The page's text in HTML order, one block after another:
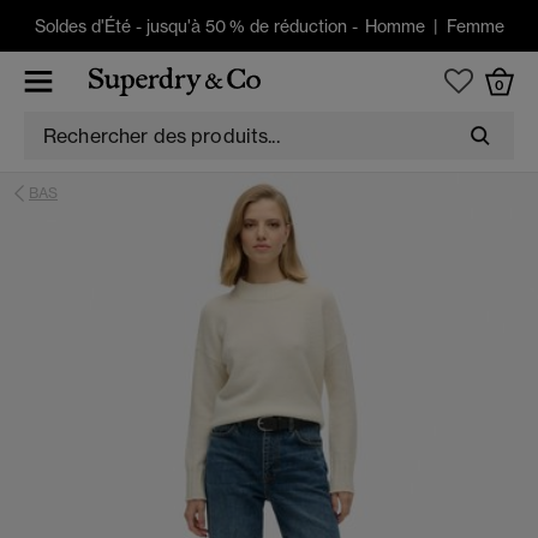
Soldes d'Été -jusqu'à 50 % de réduction - Homme| Femme
0
BAS